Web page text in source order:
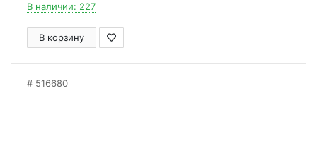
В наличии: 227
В корзину
516680